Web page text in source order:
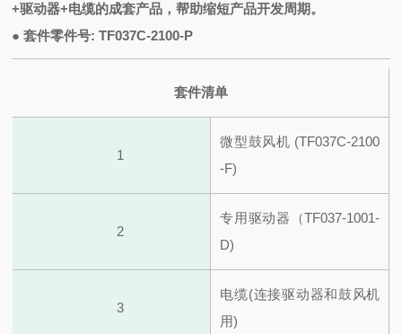
+驱动器+电缆的成套产品，帮助缩短产品开发周期。
● 套件零件号: TF037C-2100-P
套件清单
1
微型鼓风机 (TF037C-2100
-F)
2
专用驱动器（TF037-1001-
D)
3
电缆(连接驱动器和鼓风机
用)